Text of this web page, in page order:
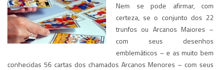
Nem se pode afirmar, com
certeza, se o conjunto dos 22
trunfos ou Arcanos Maiores –
com seus desenhos
emblemáticos – e as muito bem
conhecidas 56 cartas dos chamados Arcanos Menores – com seus